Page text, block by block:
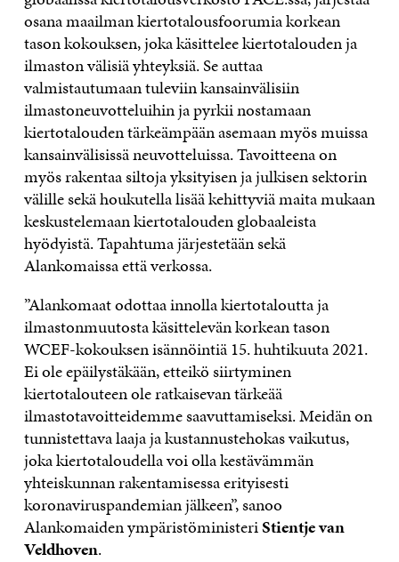
osana maailman kiertotalousfoorumia korkean
tason kokouksen, joka käsittelee kiertotalouden ja
ilmaston välisiä yhteyksiä. Se auttaa
valmistautumaan tuleviin kansainvälisiin
ilmastoneuvotteluihin ja pyrkii nostamaan
kiertotalouden tärkeämpään asemaan myös muissa
kansainvälisissä neuvotteluissa. Tavoitteena on
myös rakentaa siltoja yksityisen ja julkisen sektorin
välille sekä houkutella lisää kehittyviä maita mukaan
keskustelemaan kiertotalouden globaaleista
hyödyistä. Tapahtuma järjestetään sekä
Alankomaissa että verkossa.
”Alankomaat odottaa innolla kiertotaloutta ja
ilmastonmuutosta käsittelevän korkean tason
WCEF-kokouksen isännöintiä 15. huhtikuuta 2021.
Ei ole epäilystäkään, etteikö siirtyminen
kiertotalouteen ole ratkaisevan tärkeää
ilmastotavoitteidemme saavuttamiseksi. Meidän on
tunnistettava laaja ja kustannustehokas vaikutus,
joka kiertotaloudella voi olla kestävämmän
yhteiskunnan rakentamisessa erityisesti
koronaviruspandemian jälkeen”, sanoo
Alankomaiden ympäristöministeriStientjevan
Veldhoven.